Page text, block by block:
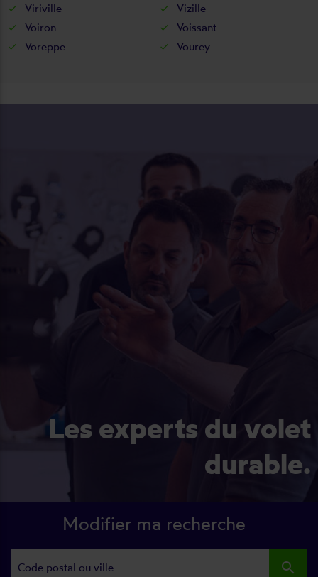
Viriville
Vizille
Voiron
Voissant
Voreppe
Vourey
Les experts du volet
durable.
Modifier ma recherche
search